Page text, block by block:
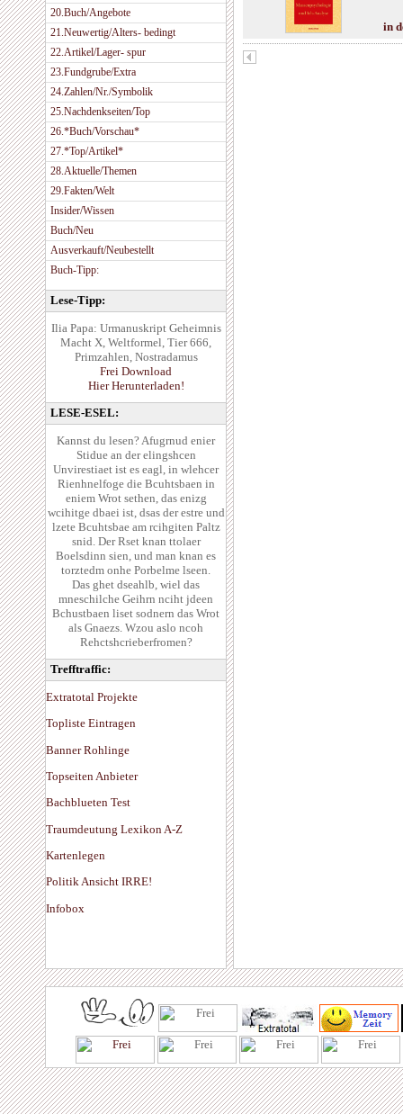
20.Buch/Angebote
21.Neuwertig/Alters- bedingt
22.Artikel/Lager- spur
23.Fundgrube/Extra
24.Zahlen/Nr./Symbolik
25.Nachdenkseiten/Top
26.*Buch/Vorschau*
27.*Top/Artikel*
28.Aktuelle/Themen
29.Fakten/Welt
Insider/Wissen
Buch/Neu
Ausverkauft/Neubestellt
Buch-Tipp:
Lese-Tipp:
Ilia Papa: Urmanuskript Geheimnis
Macht X, Weltformel, Tier 666,
Primzahlen, Nostradamus
Frei Download
Hier Herunterladen!
LESE-ESEL:
Kannst du lesen? Afugrnud enier
Stidue an der elingshcen
Unvirestiaet ist es eagl, in wlehcer
Rienhnelfoge die Bcuhtsbaen in
eniem Wrot sethen, das enizg
wcihitge dbaei ist, dsas der estre und
lzete Bcuhtsbae am rcihgiten Paltz
snid. Der Rset knan ttolaer
Boelsdinn sien, und man knan es
torztedm onhe Porbelme lseen.
Das ghet dseahlb, wiel das
mneschilche Geihrn nciht jdeen
Bchustbaen liset sodnern das Wrot
als Gnaezs. Wzou aslo ncoh
Rehctshcrieberfromen?
Trefftraffic:
Extratotal Projekte
Topliste Eintragen
Banner Rohlinge
Topseiten Anbieter
Bachblueten Test
Traumdeutung Lexikon A-Z
Kartenlegen
Politik Ansicht IRRE!
Infobox
in